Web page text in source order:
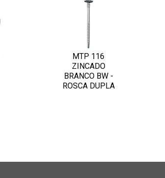
MTP 116
ZINCADO
BRANCO BW -
ROSCA DUPLA